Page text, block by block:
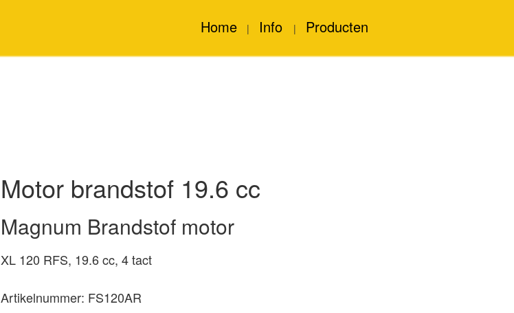
Home | Info | Producten
Motor brandstof 19.6 cc
Magnum Brandstof motor
XL 120 RFS, 19.6 cc, 4 tact
Artikelnummer: FS120AR